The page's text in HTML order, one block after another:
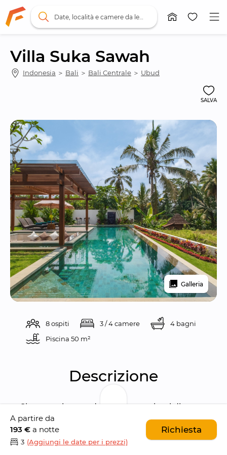
Villa Suka Sawah
Indonesia ＞ Bali ＞ Bali Centrale ＞ Ubud
SALVA
Galleria
8 ospiti 3 / 4 camere
4 bagni
Piscina 50 m²
Descrizione
Situata nel cuore delle lussureggianti distese
di Ubud,
è un’esclusiva villa
con quattro camere da letto che fonde
armoniosamente lusso moderno e tranquillità
A partire da
193 € a notte
3 (Aggiungi le date per i prezzi)
Richiesta